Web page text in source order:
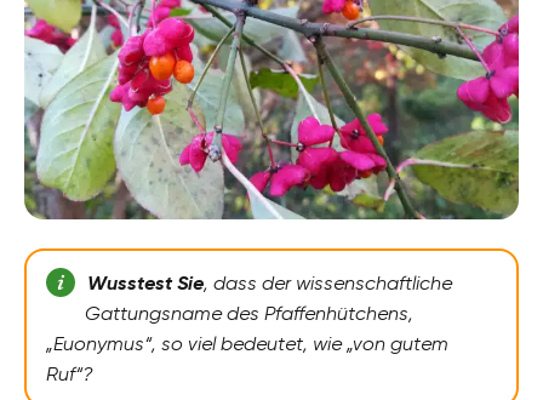
Wusstest Sie, dass der wissenschaftliche
Gattungsname des Pfaffenhütchens,
„Euonymus“, so viel bedeutet, wie „von gutem
Ruf“?